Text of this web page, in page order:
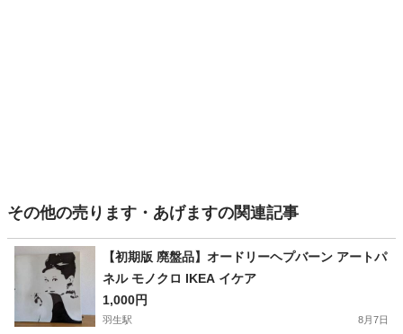
その他の売ります・あげますの関連記事
【初期版 廃盤品】オードリーヘプバーン アートパ
ネル モノクロ IKEA イケア
1,000円
羽生駅 8月7日